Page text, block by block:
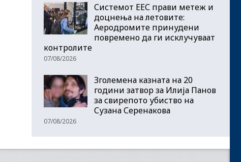
Системот ЕЕС прави метеж и
доцнења на летовите:
Аеродромите принудени
повремено да ги исклучуваат
контролите
07/08/2026
Зголемена казната на 20
години затвор за Илија Панов
за свирепото убиство на
Сузана Серенакова
07/08/2026